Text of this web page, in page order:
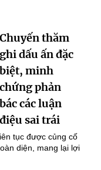
Chuyến thăm
ghi dấu ấn đặc
biệt, minh
chứng phản
bác các luận
điệu sai trái
tục được củng cố
diện, mang lại lợi